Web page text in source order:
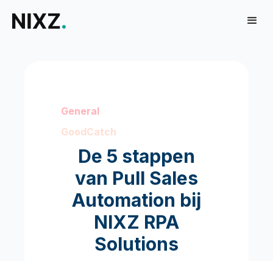
General
GoodCatch
De 5 stappen
van Pull Sales
Automation bij
NIXZ RPA
Solutions